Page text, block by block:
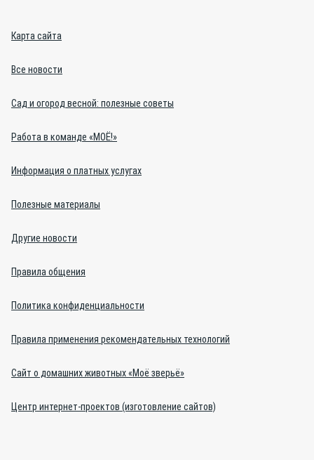
Карта сайта
Все новости
Сад и огород весной: полезные советы
Работа в команде «МОЁ!»
Информация о платных услугах
Полезные материалы
Другие новости
Правила общения
Политика конфиденциальности
Правила применения рекомендательных технологий
Сайт о домашних животных «Моё зверьё»
Центр интернет-проектов (изготовление сайтов)